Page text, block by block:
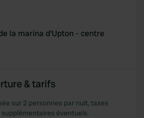
content and ads, to
about your use of our site with
la marina d'Upton - centre
& tarifs
sur 2 personnes par nuit, taxes
éventuels.